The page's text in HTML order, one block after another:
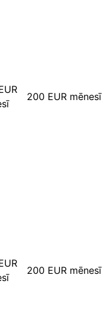
200 EUR mēnesī
200 EUR mēnesī